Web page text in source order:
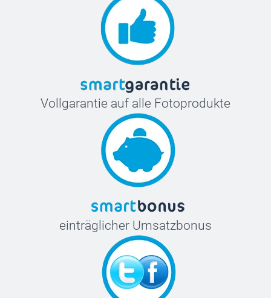
Vollgarantie auf alle Fotoprodukte
einträglicher Umsatzbonus